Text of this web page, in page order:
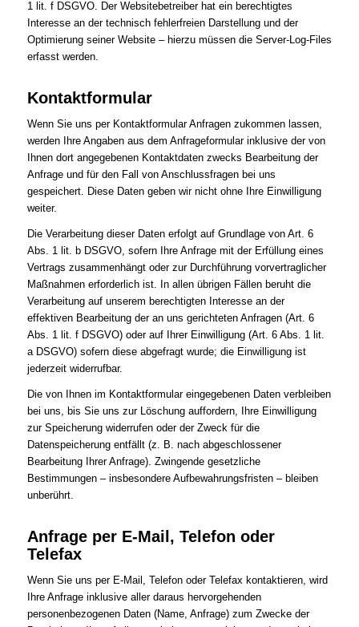
1 lit. f DSGVO. Der Websitebetreiber hat ein berechtigtes
Interesse an der technisch fehlerfreien Darstellung und der
Optimierung seiner Website – hierzu müssen die Server-Log-Files
erfasst werden.
Kontaktformular
Wenn Sie uns per Kontaktformular Anfragen zukommen lassen,
werden Ihre Angaben aus dem Anfrageformular inklusive der von
Ihnen dort angegebenen Kontaktdaten zwecks Bearbeitung der
Anfrage und für den Fall von Anschlussfragen bei uns
gespeichert. Diese Daten geben wir nicht ohne Ihre Einwilligung
weiter.
Die Verarbeitung dieser Daten erfolgt auf Grundlage von Art. 6
Abs. 1 lit. b DSGVO, sofern Ihre Anfrage mit der Erfüllung eines
Vertrags zusammenhängt oder zur Durchführung vorvertraglicher
Maßnahmen erforderlich ist. In allen übrigen Fällen beruht die
Verarbeitung auf unserem berechtigten Interesse an der
effektiven Bearbeitung der an uns gerichteten Anfragen (Art. 6
Abs. 1 lit. f DSGVO) oder auf Ihrer Einwilligung (Art. 6 Abs. 1 lit.
a DSGVO) sofern diese abgefragt wurde; die Einwilligung ist
jederzeit widerrufbar.
Die von Ihnen im Kontaktformular eingegebenen Daten verbleiben
bei uns, bis Sie uns zur Löschung auffordern, Ihre Einwilligung
zur Speicherung widerrufen oder der Zweck für die
Datenspeicherung entfällt (z. B. nach abgeschlossener
Bearbeitung Ihrer Anfrage). Zwingende gesetzliche
Bestimmungen – insbesondere Aufbewahrungsfristen – bleiben
unberührt.
Anfrage per E-Mail, Telefon oder
Telefax
Wenn Sie uns per E-Mail, Telefon oder Telefax kontaktieren, wird
Ihre Anfrage inklusive aller daraus hervorgehenden
personenbezogenen Daten (Name, Anfrage) zum Zwecke der